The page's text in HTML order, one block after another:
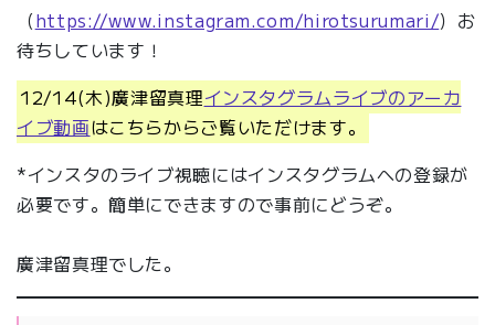
（https://www.instagram.com/hirotsurumari/）お
待ちしています！
12/14(木)廣津留真理インスタグラムライブのアーカ
イブ動画はこちらからご覧いただけます。
*インスタのライブ視聴にはインスタグラムへの登録が
必要です。簡単にできますので事前にどうぞ。
廣津留真理でした。